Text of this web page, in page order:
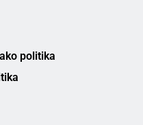
politika